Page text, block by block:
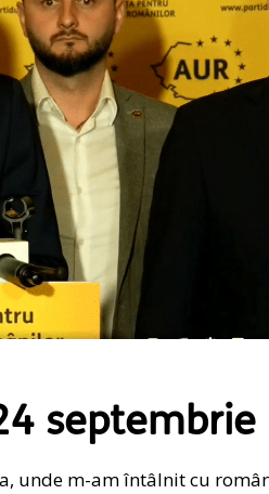
septembrie
unde m-am întâlnit cu